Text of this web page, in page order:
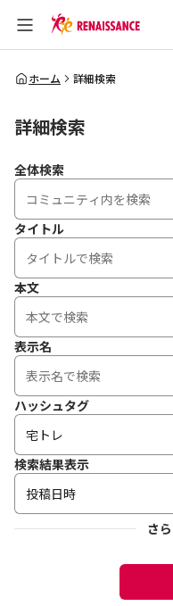
全体検索
ホーム 詳細検索
詳細検索
全体検索
タイトル
本文
表示名
ハッシュタグ
検索結果表示
投稿日時
さ